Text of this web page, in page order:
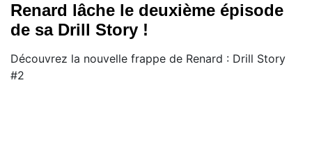
Renard lâche le deuxième épisode
de sa Drill Story !
Découvrez la nouvelle frappe de Renard : Drill Story
#2